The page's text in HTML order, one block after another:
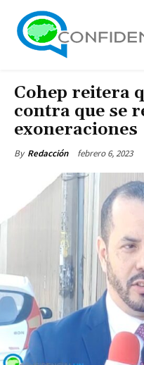
Cohep reitera
contra que se
exoneraciones
By Redacción febrero 6, 2023